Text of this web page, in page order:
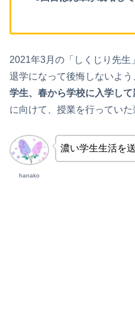
2021年3月の「しくじり先
退学になって後悔しないよう
学生、春から学校に入学し
に向けて、授業を行っていた
hanako
濃い学生生活を